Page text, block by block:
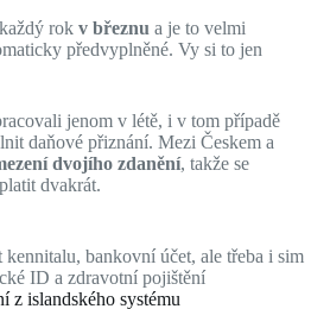
rok v březnu a je to velmi
předvyplněné. Vy si to jen
jenom v létě, i v tom případě
daňové přiznání. Mezi Českem a
dvojího zdanění, takže se
dvakrát.
bankovní účet, ale třeba i sim
ID a zdravotní pojištění
z islandského systému